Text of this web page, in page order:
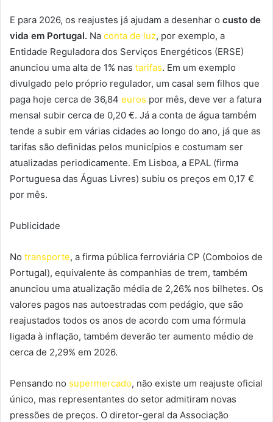
E para 2026, os reajustes já ajudam a desenhar o custo de
vida em Portugal. Na conta de luz, por exemplo, a
Entidade Reguladora dos Serviços Energéticos (ERSE)
anunciou uma alta de 1% nas tarifas. Em um exemplo
divulgado pelo próprio regulador, um casal sem filhos que
paga hoje cerca de 36,84 euros por mês, deve ver a fatura
mensal subir cerca de 0,20 €. Já a conta de água também
tende a subir em várias cidades ao longo do ano, já que as
tarifas são definidas pelos municípios e costumam ser
atualizadas periodicamente. Em Lisboa, a EPAL (firma
Portuguesa das Águas Livres) subiu os preços em 0,17 €
por mês.
Publicidade
No transporte, a firma pública ferroviária CP (Comboios de
Portugal), equivalente às companhias de trem, também
anunciou uma atualização média de 2,26% nos bilhetes. Os
valores pagos nas autoestradas com pedágio, que são
reajustados todos os anos de acordo com uma fórmula
ligada à inflação, também deverão ter aumento médio de
cerca de 2,29% em 2026.
Pensando no supermercado, não existe um reajuste oficial
único, mas representantes do setor admitiram novas
pressões de preços. O diretor-geral da Associação